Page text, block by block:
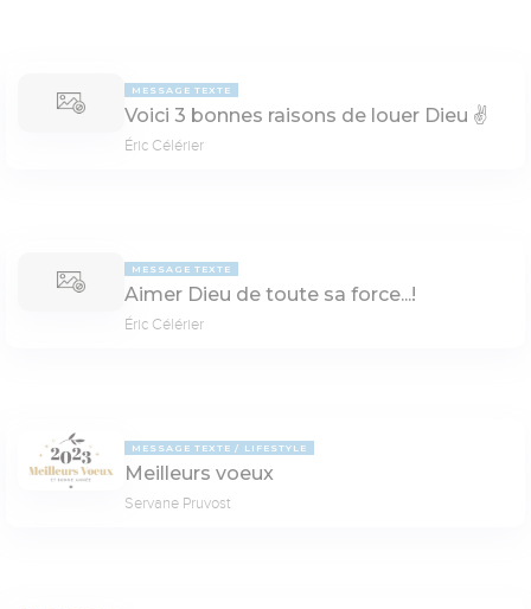
MESSAGE TEXTE
Voici 3 bonnes raisons de louer Dieu ✌️
Éric Célérier
MESSAGE TEXTE
Aimer Dieu de toute sa force...!
Éric Célérier
MESSAGE TEXTE LIFESTYLE
Meilleurs voeux
Servane Pruvost